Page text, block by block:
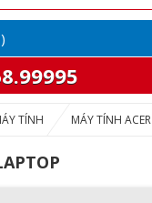
)
TÍNH MÁY TÍNH ACER